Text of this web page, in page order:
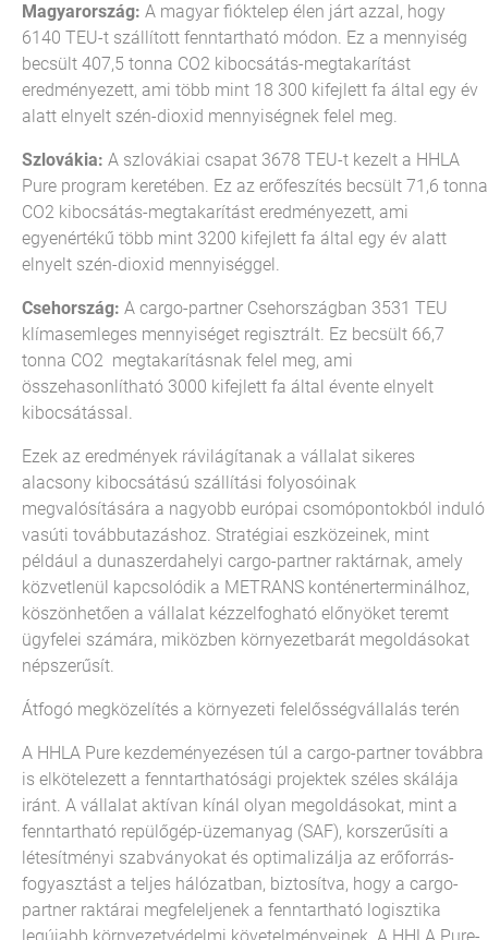
Magyarország: A magyar fióktelep élen járt azzal, hogy
6140 TEU-t szállított fenntartható módon. Ez a mennyiség
becsült 407,5 tonna CO2 kibocsátás-megtakarítást
eredményezett, ami több mint 18 300 kifejlett fa által egy év
alatt elnyelt szén-dioxid mennyiségnek felel meg.
Szlovákia: A szlovákiai csapat 3678 TEU-t kezelt a HHLA
Pure program keretében. Ez az erőfeszítés becsült 71,6 tonna
CO2 kibocsátás-megtakarítást eredményezett, ami
egyenértékű több mint 3200 kifejlett fa által egy év alatt
elnyelt szén-dioxid mennyiséggel.
Csehország: A cargo-partner Csehországban 3531 TEU
klímasemleges mennyiséget regisztrált. Ez becsült 66,7
tonna CO2 megtakarításnak felel meg, ami
összehasonlítható 3000 kifejlett fa által évente elnyelt
kibocsátással.
Ezek az eredmények rávilágítanak a vállalat sikeres
alacsony kibocsátású szállítási folyosóinak
megvalósítására a nagyobb európai csomópontokból induló
vasúti továbbutazáshoz. Stratégiai eszközeinek, mint
például a dunaszerdahelyi cargo-partner raktárnak, amely
közvetlenül kapcsolódik a METRANS konténerterminálhoz,
köszönhetően a vállalat kézzelfogható előnyöket teremt
ügyfelei számára, miközben környezetbarát megoldásokat
népszerűsít.
Átfogó megközelítés a környezeti felelősségvállalás terén
A HHLA Pure kezdeményezésen túl a cargo-partner továbbra
is elkötelezett a fenntarthatósági projektek széles skálája
iránt. A vállalat aktívan kínál olyan megoldásokat, mint a
fenntartható repülőgép-üzemanyag (SAF), korszerűsíti a
létesítményi szabványokat és optimalizálja az erőforrás-
fogyasztást a teljes hálózatban, biztosítva, hogy a cargo-
partner raktárai megfeleljenek a fenntartható logisztika